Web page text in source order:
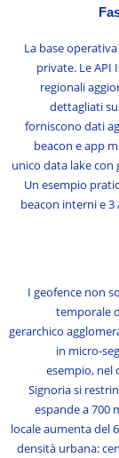
La base
private. Le
regionali
dettagliati
forniscono dati
beacon e app
unico data lake con
Un esempio
beacon interni e
I geofence non
temporale
gerarchico
in micro-
esempio, nel
Signoria si
espande a 700
locale aumenta del
densità urbana: